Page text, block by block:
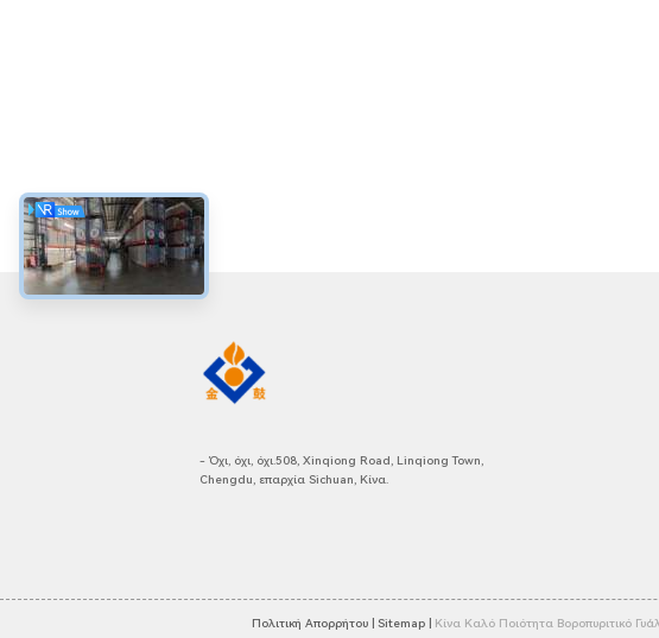
- Όχι, όχι, όχι.508, Xinqiong Road, Linqiong Town,
Chengdu, επαρχία Sichuan, Κίνα.
Πολιτική Απορρήτου | Sitemap | Κίνα Καλό Ποιότητα Βοροπυριτικό